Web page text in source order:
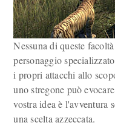
Nessuna di queste
personaggio
i propri attacchi allo
uno stregone può
vostra idea è
una scelta azzeccata.